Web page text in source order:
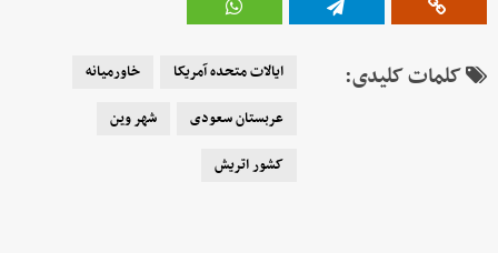
کلمات کلیدی: ایالات متحده آمریکا
خاورمیانه
عربستان سعودی
شهر وین
کشور اتریش